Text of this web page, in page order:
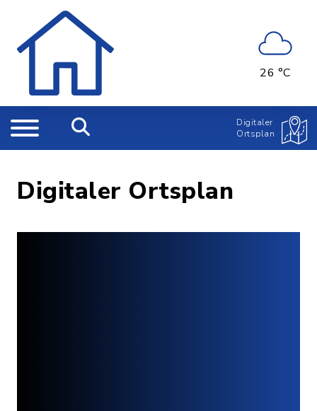
26 °C
Digitaler
Ortsplan
Digitaler Ortsplan